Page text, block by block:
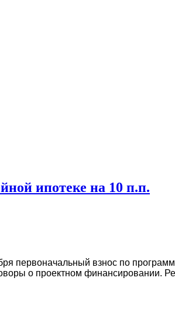
ипотеке на 10 п.п.
первоначальный взнос по
о проектном финансировании.